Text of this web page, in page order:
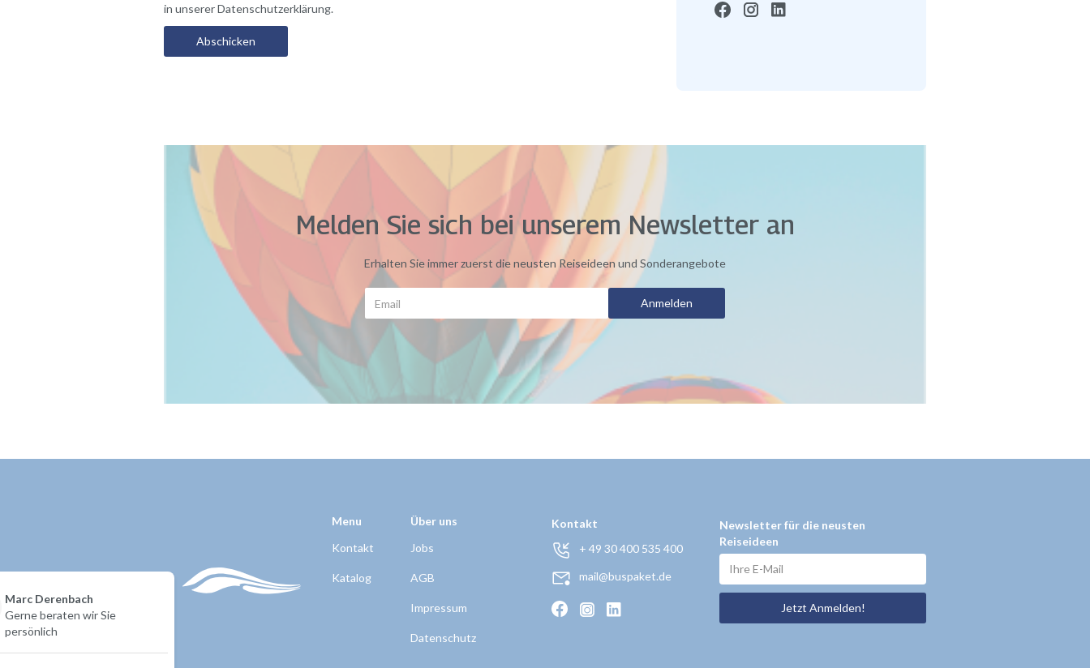
in unserer Datenschutzerklärung.
Melden Sie sich bei unserem Newsletter an
Erhalten Sie immer zuerst die neusten Reiseideen und Sonderangebote
Menu
Kontakt
Katalog
Über uns
Jobs
AGB
Impressum
Datenschutz
Kontakt
+ 49 30 400 535 400
mail@buspaket.de
Newsletter für die neusten
Reiseideen
Marc Derenbach
Gerne beraten wir Sie
persönlich